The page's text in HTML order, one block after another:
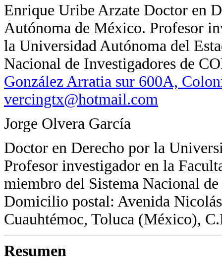
Enrique Uribe Arzate Doctor en
Autónoma de México. Profesor
la Universidad Autónoma del
Nacional de Investigadores de
González Arratia sur 600A,
vercingtx@hotmail.com
Jorge Olvera García
Doctor en Derecho por la
Profesor investigador en la
miembro del Sistema Nacional
Domicilio postal: Avenida
Cuauhtémoc, Toluca (México),
Resumen